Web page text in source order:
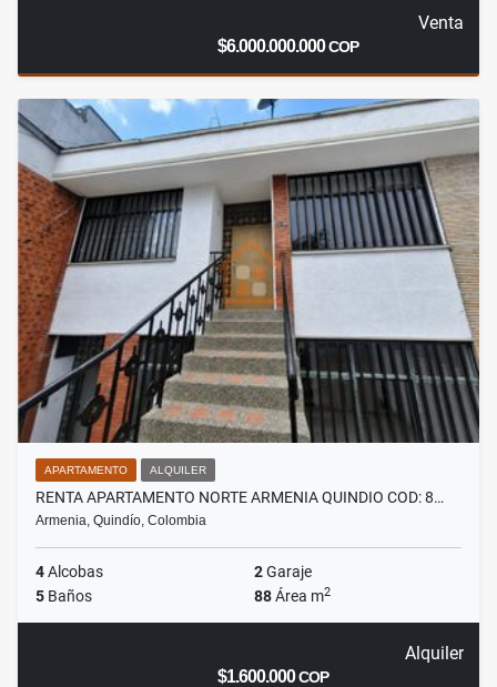
Venta
$6.000.000.000COP
APARTAMENTO ALQUILER
RENTA APARTAMENTO NORTE ARMENIA QUINDIO COD: 8…
Armenia, Quindío, Colombia
4Alcobas 2Garaje
5 Baños 88Área m2
Alquiler
$1.600.000COP